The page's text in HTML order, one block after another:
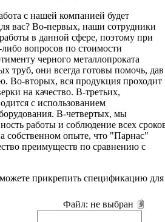
с нашей компанией будет
вас? Во-первых, наши сотрудники
в данной сфере, поэтому при
вопросов по стоимости
черного металлопроката
труб, они всегда готовы помочь, дав
Во-вторых, вся продукция проходит
на качество. В-третьих,
с использованием
В-четвертых, мы
работы и соблюдение всех
собственном опыте, что "Парнас"
преимуществ по сравнению с
прикрепить спецификацию для
Файл: не выбран